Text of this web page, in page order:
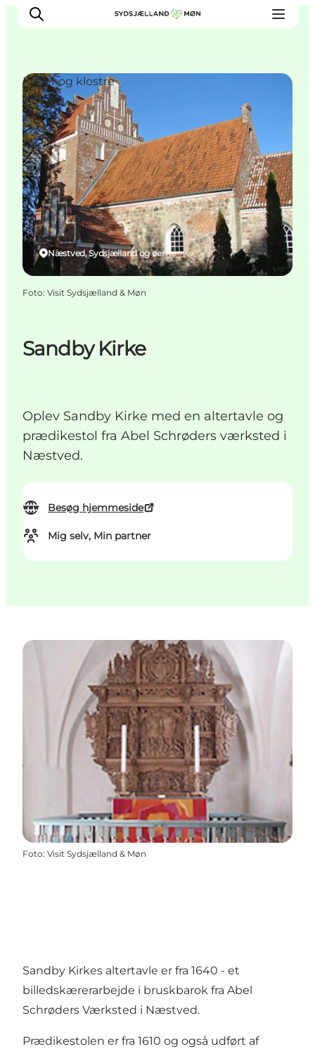
Oplev
Byer og steder
Events
Spis
Overnat
Planlæg din tur
Sandby Kirke
Oplev Sandby Kirke med en altertavle og
prædikestol fra Abel Schrøders værksted i
Næstved.
Besøg hjemmeside
Mig selv, Min partner
Næstved, Sydsjælland og øerne
Kirker og klostre
Foto: Visit Sydsjælland & Møn
Foto: Visit Sydsjælland & Møn
Sandby Kirkes altertavle er fra 1640 - et
billedskærerarbejde i bruskbarok fra Abel
Schrøders Værksted i Næstved.
Prædikestolen er fra 1610 og også udført af